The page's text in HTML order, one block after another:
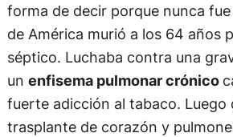
forma de decir porque nunca
de América murió a los 64 años
séptico. Luchaba contra una
un enfisema pulmonar crónico
fuerte adicción al tabaco. Luego
trasplante de corazón y